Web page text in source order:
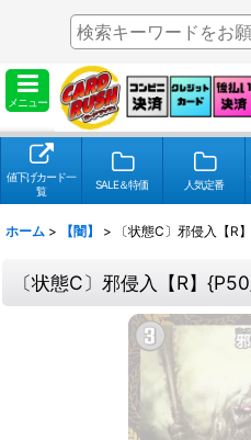
メニュー
値下げカード一
覧
SALE＆特価 人気定番
ホーム > 【闇】 > 〔状態C〕邪侵入【R
〔状態C〕邪侵入【R】